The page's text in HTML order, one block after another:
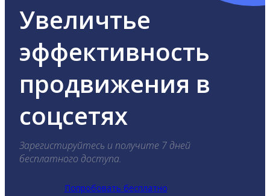
Увеличтье
эффективность
продвижения в
соцсетях
Зарегистируйтесь и получите 7 дней
бесплатного доступа.
Попробовать бесплатно